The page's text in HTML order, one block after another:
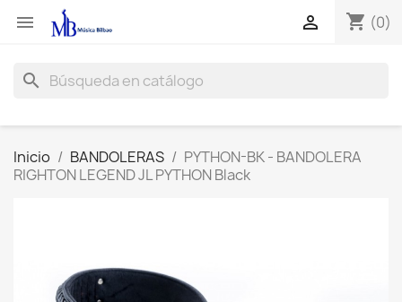
 shopping_cart (0)

search
Inicio BANDOLERAS
PYTHON-BK - BANDOLERA
RIGHTON LEGEND JL PYTHON Black